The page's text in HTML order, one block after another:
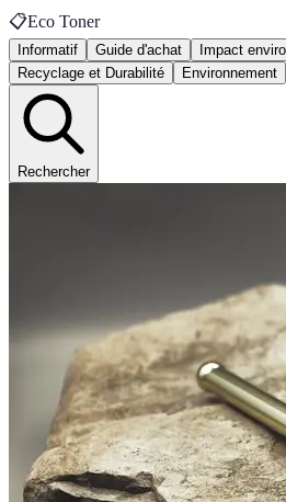
📋Eco Toner
Informatif Guide d'achat
Impact
Recyclage et Durabilité
Environnement
Rechercher